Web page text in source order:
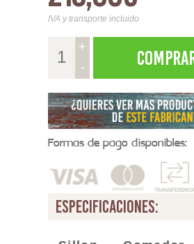
IVA y transporte incluido
+
-
Formas de pago disponibles:
especificaciones: